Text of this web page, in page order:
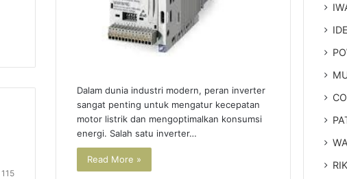
Dalam dunia industri modern, peran inverter
sangat penting untuk mengatur kecepatan
motor listrik dan mengoptimalkan konsumsi
energi. Salah satu inverter…
Read More »
115